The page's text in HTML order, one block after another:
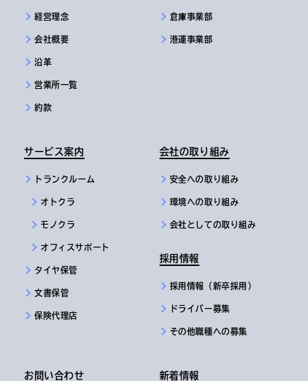
経営理念
会社概要
沿革
営業所一覧
約款
倉庫事業部
港運事業部
サービス案内
トランクルーム
オトクラ
モノクラ
オフィスサポート
タイヤ保管
文書保管
保険代理店
会社の取り組み
安全への取り組み
環境への取り組み
会社としての取り組み
採用情報
採用情報（新卒採用）
ドライバー募集
その他職種への募集
お問い合わせ 新着情報